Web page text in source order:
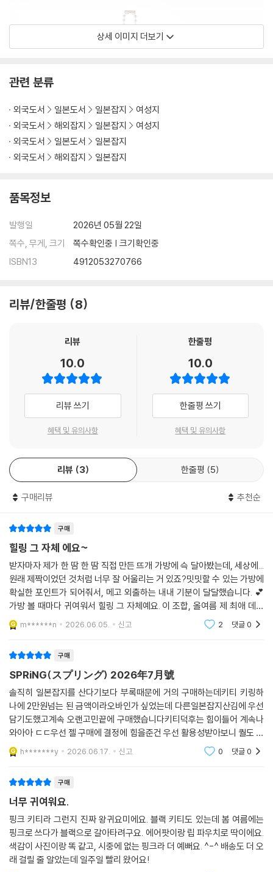
상세 이미지 더보기
관련 분류
외국도서 일본도서 일본잡지
여성지
외국도서
해외잡지 일본잡지
여성지
외국도서
일본도서
일본잡지
외국도서
해외잡지 일본잡지
품목정보
발행일
2026년 05월 22일
쪽수, 무게, 크기
쪽수확인중 | 크기확인중
ISBN13
4912053270766
리뷰/한줄평 8
리뷰
10.0
리뷰 쓰기
혜택 및 유의사항
한줄평
10.0
한줄평 쓰기
혜택 및 유의사항
리뷰 3 한줄평 5
구매리뷰 추천순
구매
힐링 그 자체 에요~
받자마자 제가 한 땀 한 땀 직접 만든 뜨개 가방에 슥 달아봤는데, 세상에...
원래 제짝이었던 것처럼 너무 잘 어울리는 거 있죠?밋밋할 수 있는 가방에
확실한 포인트가 되어줘서, 메고 외출하는 내내 기분이 달달했습니다. 💕
가방 볼 때마다 귀여워서 힐링 그 자체예요. 이 조합, 올여름 제 최애 데일
리룩이 될 것 같아요! 모두 스프링 7월호 꼭 겟 하세요!
m******n 2026.06.05. 신고 2 댓글0
구매
SPRiNG(スプリング) 2026年7月號
솔직히 일본잡지를 산다기보다 부록때문에 거의 구매하는데키티 키링하
나에 2만원넘는 된 금액이라오바인가 싶었는데 다른일본잡지산김에 우선
담기도했고계속 오랜고민끝에 구매했습니다키티덕후는 힘이들어 계속나
와아아 ㄷㄷ우선 젤 구매에 결정에 힘을준건 우선 활용성받아보니 퀄도 너
무 귀엽고,분홍덕후기도해서여기저기 활용성이 좋을거같더라구요 싸구
려느낌은 안나고 시중에서도
h*******y 2026.06.17. 신고 0 댓글0
구매
너무 귀여워요.
핑크 키티라 그런지 진짜 왕귀요미에요. 블랙 키티도 있는데 봄 여름에는
핑크로 쓰다가 블랙으로 갈아타려구요. 에어팟이랑 립 파우치로 딱이에요.
색감이 사진이랑 똑 같고, 시중에 없는 핑크라 더 예뻐요. ^-^ 배송도 더 오
래 걸릴 줄 알았는데 일주일 빨리 왔어요!